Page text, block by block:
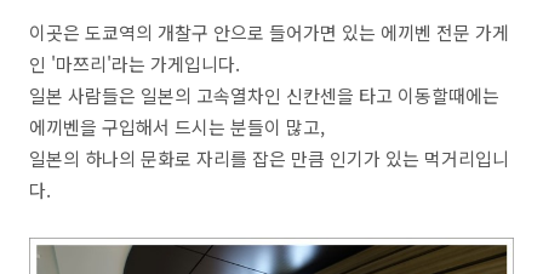
이곳은 도쿄역의 개찰구 안으로 들어가면 있는 에끼벤 전문 가게
인 '마쯔리'라는 가게입니다.
일본 사람들은 일본의 고속열차인 신칸센을 타고 이동할때에는
에끼벤을 구입해서 드시는 분들이 많고,
일본의 하나의 문화로 자리를 잡은 만큼 인기가 있는 먹거리입니
다.